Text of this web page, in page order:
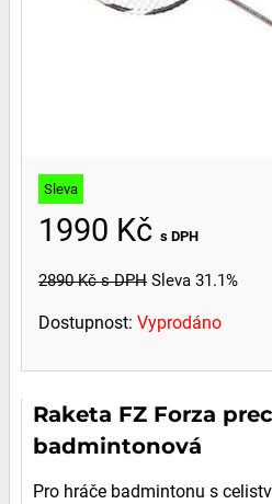
Sleva
1990 Kč s DPH
2890 Kčs DPH Sleva 31.1%
Dostupnost: Vyprodáno
Raketa FZ Forza
badmintonová
Pro hráče badmintonu s